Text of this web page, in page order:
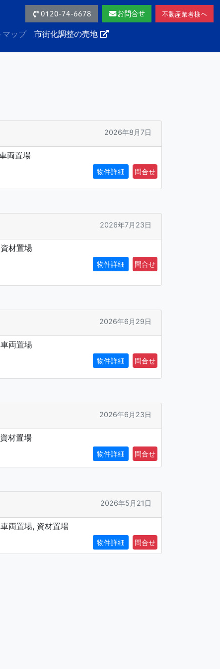
マップ 市街化調整の売地
0120-74-6678 お問合せ 不動産業者様へ
2026年8月7日
両置場
物件詳細
2026年7月23日
材置場
物件詳細
2026年6月29日
両置場
物件詳細
2026年6月23日
材置場
物件詳細
2026年5月21日
両置場, 資材置場
物件詳細